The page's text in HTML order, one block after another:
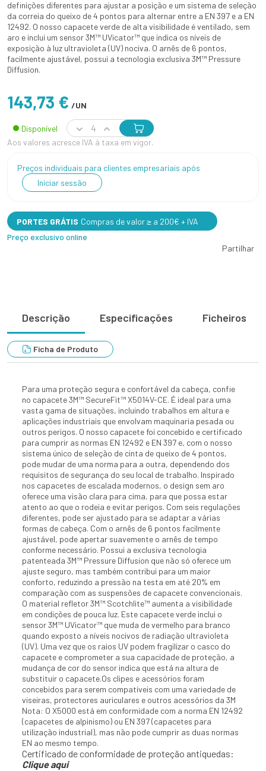
definições diferentes para ajustar a posição e um sistema de seleção
da correia do queixo de 4 pontos para alternar entre a EN 397 e a EN
12492. O nosso capacete verde de alta visibilidade é ventilado, sem
aro e inclui um sensor 3M™ UVicator™ que indica os níveis de
exposição à luz ultravioleta (UV) nociva. O arnês de 6 pontos,
facilmente ajustável, possui a tecnologia exclusiva 3M™ Pressure
Diffusion.
143,73 € /UN
Disponível
Aos valores acresce IVA à taxa em vigor.
Preços individuais para clientes empresariais após
Iniciar sessão
PORTES GRÁTIS Compras de valor ≥ a 200€ + IVA
Preço exclusivo online
Partilhar
Descrição Especificações Ficheiros
Ficha de Produto
Para uma proteção segura e confortável da cabeça, confie
no capacete 3M™ SecureFit™ X5014V-CE. É ideal para uma
vasta gama de situações, incluindo trabalhos em altura e
aplicações industriais que envolvam maquinaria pesada ou
outros perigos. O nosso capacete foi concebido e certificado
para cumprir as normas EN 12492 e EN 397 e, com o nosso
sistema único de seleção de cinta de queixo de 4 pontos,
pode mudar de uma norma para a outra, dependendo dos
requisitos de segurança do seu local de trabalho. Inspirado
nos capacetes de escalada modernos, o design sem aro
oferece uma visão clara para cima, para que possa estar
atento ao que o rodeia e evitar perigos. Com seis regulações
diferentes, pode ser ajustado para se adaptar a várias
formas de cabeça. Com o arnês de 6 pontos facilmente
ajustável, pode apertar suavemente o arnês de tempo
conforme necessário. Possui a exclusiva tecnologia
patenteada 3M™ Pressure Diffusion que não só oferece um
ajuste seguro, mas também contribui para um maior
conforto, reduzindo a pressão na testa em até 20% em
comparação com as suspensões de capacete convencionais.
O material refletor 3M™ Scotchlite™ aumenta a visibilidade
em condições de pouca luz. Este capacete verde inclui o
sensor 3M™ UVicator™ que muda de vermelho para branco
quando exposto a níveis nocivos de radiação ultravioleta
(UV). Uma vez que os raios UV podem fragilizar o casco do
capacete e comprometer a sua capacidade de proteção, a
mudança de cor do sensor indica que está na altura de
substituir o capacete.Os clipes e acessórios foram
concebidos para serem compatíveis com uma variedade de
viseiras, protectores auriculares e outros acessórios da 3M
Nota: O X5000 está em conformidade com a norma EN 12492
(capacetes de alpinismo) ou EN 397 (capacetes para
utilização industrial), mas não pode cumprir as duas normas
EN ao mesmo tempo.
Certificado de conformidade de proteção antiquedas:
Clique aqui